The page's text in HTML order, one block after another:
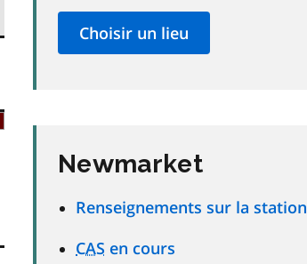
Newmarket
Renseignements sur la station
CAS en cours